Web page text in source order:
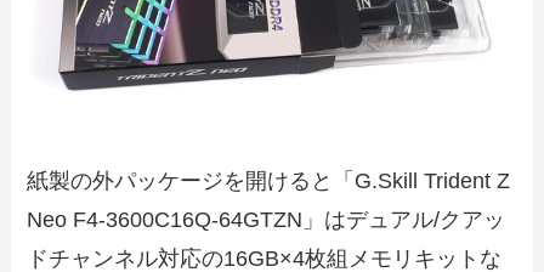
紙製の外パッケージを開けると「G.Skill Trident Z
Neo F4-3600C16Q-64GTZN」はデュアル/クアッ
ドチャンネル対応の16GB×4枚組メモリキットな